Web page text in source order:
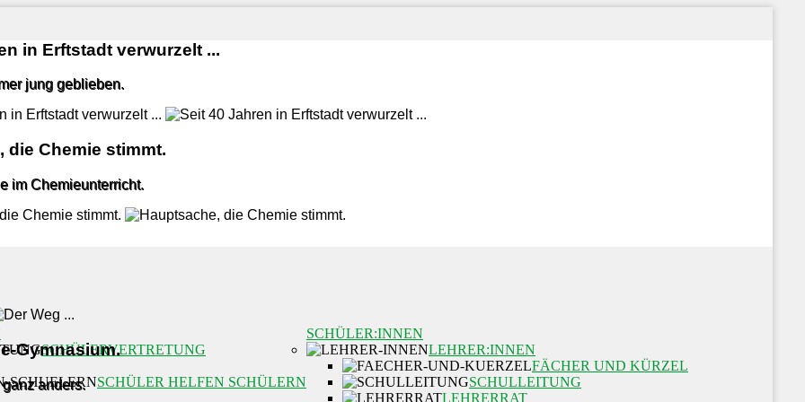
in Erftstadt verwurzelt ...
jung geblieben.
die Chemie stimmt.
im Chemieunterricht.
Gymnasium.
anders.
SCHÜLER:INNEN
SCHÜLERVERTRETUNG
SCHÜLER HELFEN SCHÜLERN
LEHRER:INNEN
FÄCHER UND KÜRZEL
SCHULLEITUNG
LEHRERRAT